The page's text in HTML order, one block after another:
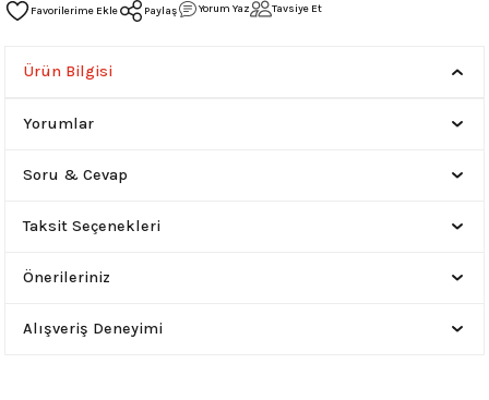
Paylaş Yorum Yaz Tavsiye Et
Ürün Bilgisi
Yorumlar
Soru & Cevap
Taksit Seçenekleri
Önerileriniz
Alışveriş Deneyimi